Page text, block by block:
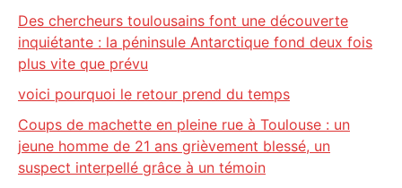
Des chercheurs toulousains font une découverte
inquiétante : la péninsule Antarctique fond deux fois
plus vite que prévu
voici pourquoi le retour prend du temps
Coups de machette en pleine rue à Toulouse : un
jeune homme de 21 ans grièvement blessé, un
suspect interpellé grâce à un témoin